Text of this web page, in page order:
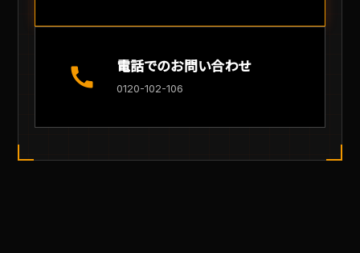
call 電話でのお問い合わせ
0120-102-106